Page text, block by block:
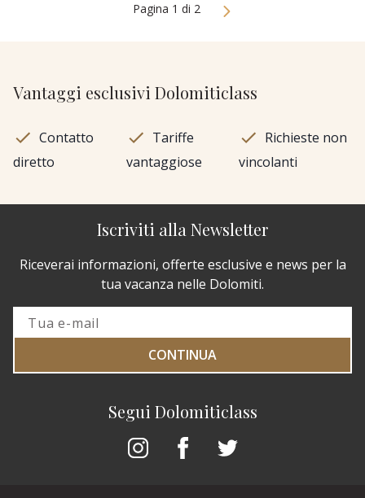
Pagina 1 di 2
Vantaggi esclusivi Dolomiticlass
Contatto
diretto
Tariffe
vantaggiose
Richieste non
vincolanti
Segui Dolomiticlass
Iscriviti alla Newsletter
Riceverai informazioni, offerte esclusive e news per la
tua vacanza nelle Dolomiti.
CONTINUA